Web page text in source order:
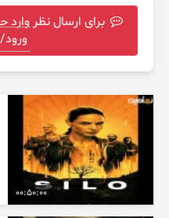
برای ارسال نظر
00:50:00